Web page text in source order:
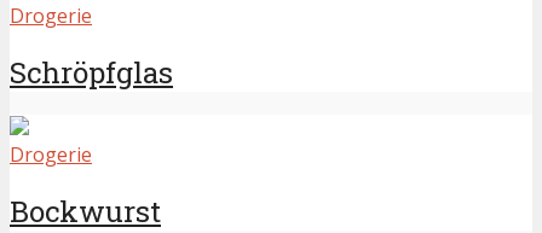
Drogerie
Schröpfglas
Drogerie
Bockwurst